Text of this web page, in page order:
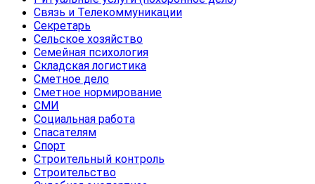
Связь и Телекоммуникации
Секретарь
Сельское хозяйство
Семейная психология
Складская логистика
Сметное дело
Сметное нормирование
СМИ
Социальная работа
Спасателям
Спорт
Строительный контроль
Строительство